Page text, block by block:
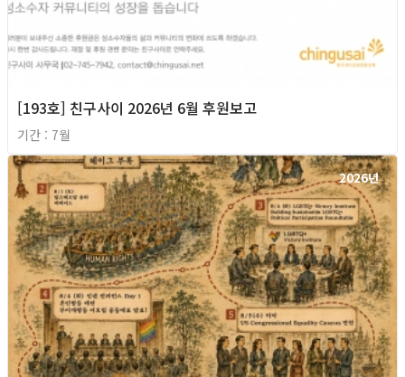
[193호] 친구사이 2026년 6월 후원보고
기간 : 7월
2026년